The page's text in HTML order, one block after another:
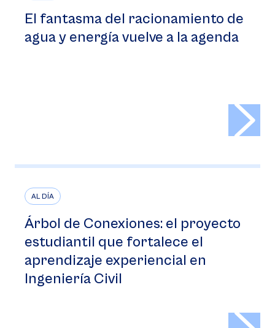
El fantasma del racionamiento de
agua y energía vuelve a la agenda
AL DÍA
Árbol de Conexiones: el proyecto
estudiantil que fortalece el
aprendizaje experiencial en
Ingeniería Civil